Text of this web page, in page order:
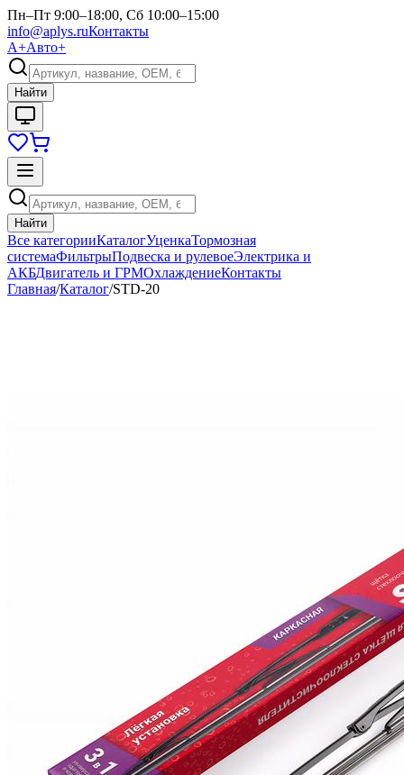
Пн–Пт 9:00–18:00, Сб 10:00–15:00
info@aplys.ruКонтакты
А+Авто+
Найти
Найти
Все категорииКаталогУценкаТормозная
системаФильтрыПодвеска и рулевоеЭлектрика и
АКБДвигатель и ГРМОхлаждениеКонтакты
Главная/Каталог/STD-20